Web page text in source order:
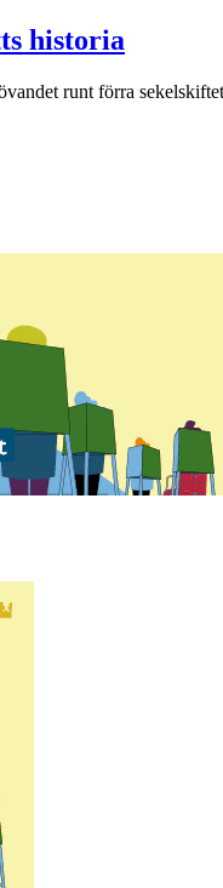
historia
runt förra